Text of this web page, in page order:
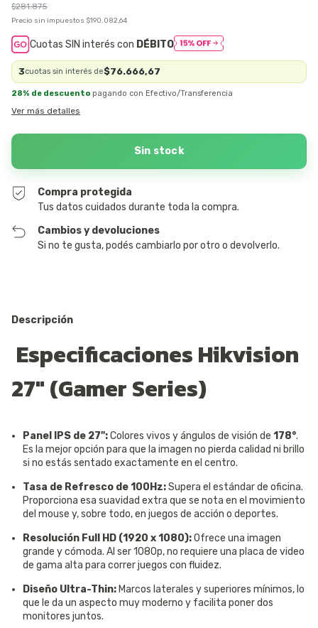
$281.875
Precio sin impuestos $190.082,64
Cuotas SIN interés con DÉBITO
3cuotas sin interés de$76.666,67
28% de descuento pagando con Efectivo/Transferencia
Ver más detalles
Compra protegida
Tus datos cuidados durante toda la compra.
Cambios y devoluciones
Si no te gusta, podés cambiarlo por otro o devolverlo.
Descripción
Especificaciones Hikvision
27" (Gamer Series)
Panel IPS de 27":Colores vivos y ángulos de visión de 178°.
Es la mejor opción para que la imagen no pierda calidad ni brillo
si no estás sentado exactamente en el centro.
Tasa de Refresco de 100Hz:Supera el estándar de oficina.
Proporciona esa suavidad extra que se nota en el movimiento
del mouse y, sobre todo, en juegos de acción o deportes.
Resolución Full HD (1920 x 1080):Ofrece una imagen
grande y cómoda. Al ser 1080p, no requiere una placa de video
de gama alta para correr juegos con fluidez.
Diseño Ultra-Thin: Marcos laterales y superiores mínimos, lo
que le da un aspecto muy moderno y facilita poner dos
monitores juntos.